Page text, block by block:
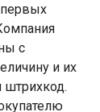
с
и их
штрихкод.